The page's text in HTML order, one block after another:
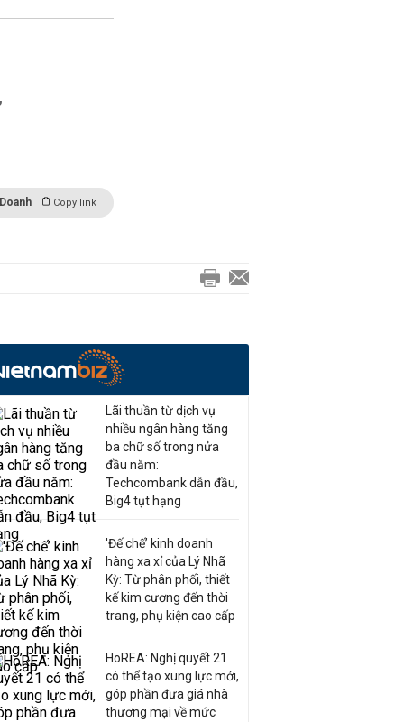
Copy link
Lãi thuần từ dịch vụ
nhiều ngân hàng tăng
ba chữ số trong nửa
đầu năm:
Techcombank dẫn đầu,
Big4 tụt hạng
'Đế chế’ kinh doanh
hàng xa xỉ của Lý Nhã
Kỳ: Từ phân phối, thiết
kế kim cương đến thời
trang, phụ kiện cao cấp
HoREA: Nghị quyết 21
có thể tạo xung lực mới,
góp phần đưa giá nhà
thương mại về mức